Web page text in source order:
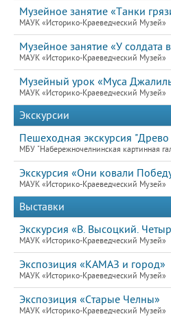
Музейное занятие «Танки
МАУК «Историко-Краеведческий Музей»
Музейное занятие «У солдата
МАУК «Историко-Краеведческий Музей»
Музейный урок «Муса
МАУК «Историко-Краеведческий Музей»
Экскурсии
Пешеходная экскурсия
МБУ "Набережночелнинская картинная
Экскурсия «Они ковали
МАУК «Историко-Краеведческий Музей»
Выставки
Экскурсия «В. Высоцкий.
МАУК «Историко-Краеведческий Музей»
Экспозиция «КАМАЗ и город»
МАУК «Историко-Краеведческий Музей»
Экспозиция «Старые Челны»
МАУК «Историко-Краеведческий Музей»